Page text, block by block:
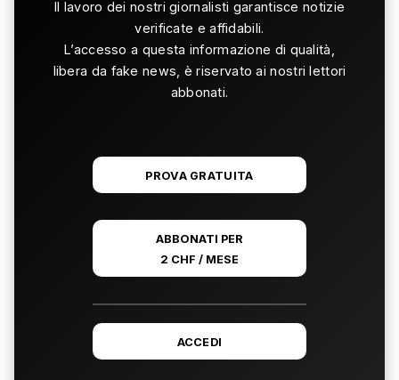
Il lavoro dei nostri giornalisti garantisce notizie
verificate e affidabili.
L’accesso a questa informazione di qualità,
libera da fake news, è riservato ai nostri lettori
abbonati.
PROVA GRATUITA
ABBONATI PER
2 CHF / MESE
ACCEDI